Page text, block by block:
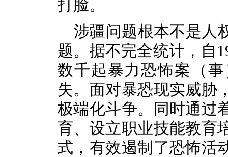
打脸。
涉疆问题根本不是人
题。据不完全统计，自
数千起暴力恐怖案（
失。面对暴恐现实威胁
极端化斗争。同时通过
育、设立职业技能教育
式，有效遏制了恐怖活